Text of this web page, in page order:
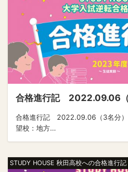
合格進行記 2022.09.06（
合格進行記 2022.09.06（3名分）
望校：地方...
STUDY HOUSE 秋田高校への合格進行記